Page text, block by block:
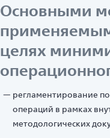
Основными
целях
регламентирование
операций в рамках
методологических